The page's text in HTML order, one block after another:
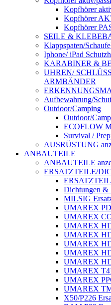
Kopfhörer
Kopfhörer
Kopfhörer
SEILE &
Klappspaten/
Iphone/ iPad
KARABINER &
UHREN/
ARMBÄNDER
Aufbewahrung/
Outdoor/Camping
Outdoor/
ECOFLOW
Survival /
AUSRÜSTUNG
ANBAUTEILE
ANBAUTEILE
ERSATZTEILE/
Dichtungen &
MILSIG
UMAREX
UMAREX
UMAREX
UMAREX
UMAREX
UMAREX
UMAREX
UMAREX
UMAREX
UMAREX
X50/P226